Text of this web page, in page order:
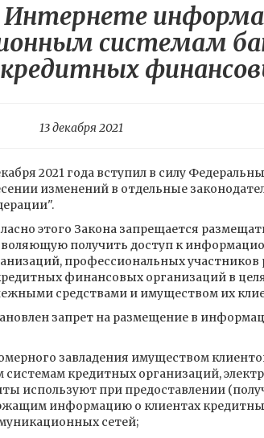
системам
13 декабря 2021
2021 года вступил в силу
изменений в отдельные
этого Закона запрещается
получить доступ к
профессиональных
финансовых организаций в
средствами и имуществом их
запрет на размещение в
завладения имуществом
кредитных организаций,
используют при предоставлении
информацию о клиентах
сетей;